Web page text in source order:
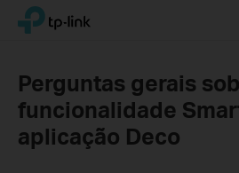
Click
navigation
bar
TP-Link, Reliably Smart
Perguntas gerais
funcionalidade
aplicação Deco